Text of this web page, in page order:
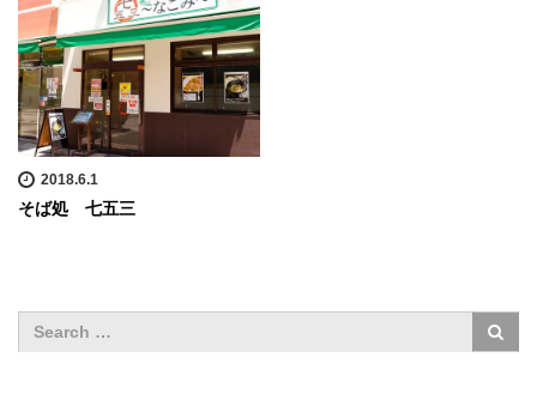
2018.6.1
そば処 七五三